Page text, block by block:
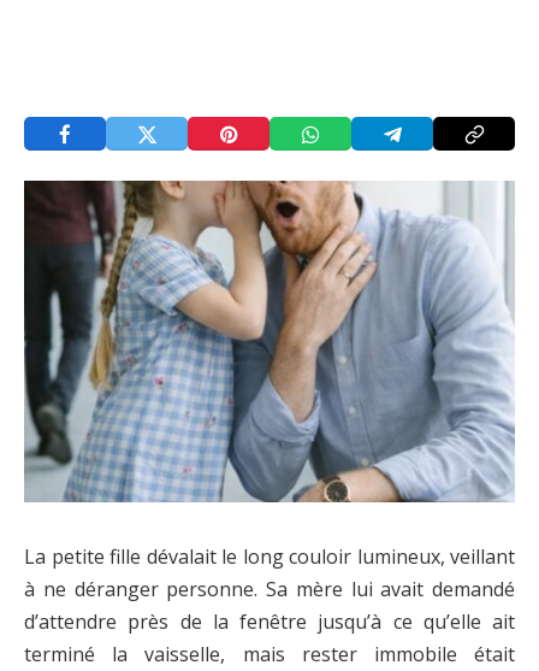
La petite fille dévalait le long couloir lumineux, veillant
à ne déranger personne. Sa mère lui avait demandé
d’attendre près de la fenêtre jusqu’à ce qu’elle ait
terminé la vaisselle, mais rester immobile était